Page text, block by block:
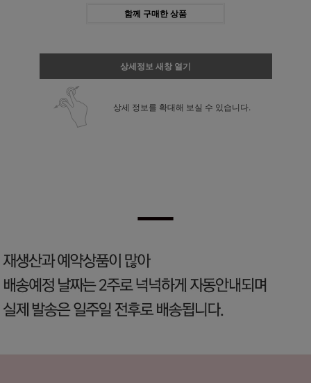
함께 구매한 상품
상세정보 새창 열기
상세 정보를 확대해 보실 수 있습니다.